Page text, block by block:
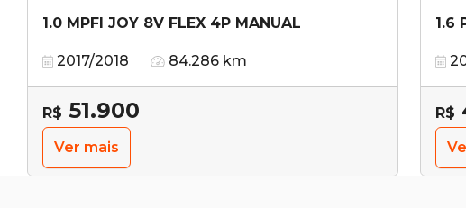
1.0 MPFI JOY 8V FLEX 4P MANUAL
2017/2018 84.286 km
R$ 51.900
Ver mais
1.6
R$